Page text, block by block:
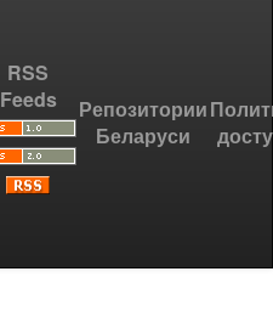
RSS
Feeds
Репозитории
Беларуси